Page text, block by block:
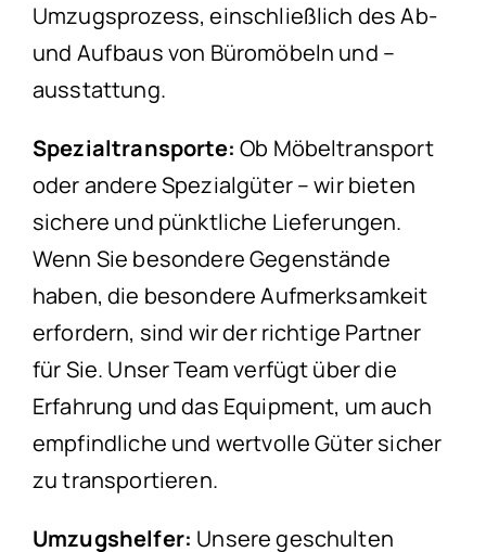
Umzugsprozess, einschließlich des Ab-
und Aufbaus von Büromöbeln und –
ausstattung.
Spezialtransporte: Ob Möbeltransport
oder andere Spezialgüter – wir bieten
sichere und pünktliche Lieferungen.
Wenn Sie besondere Gegenstände
haben, die besondere Aufmerksamkeit
erfordern, sind wir der richtige Partner
für Sie. Unser Team verfügt über die
Erfahrung und das Equipment, um auch
empfindliche und wertvolle Güter sicher
zu transportieren.
Umzugshelfer: Unsere geschulten